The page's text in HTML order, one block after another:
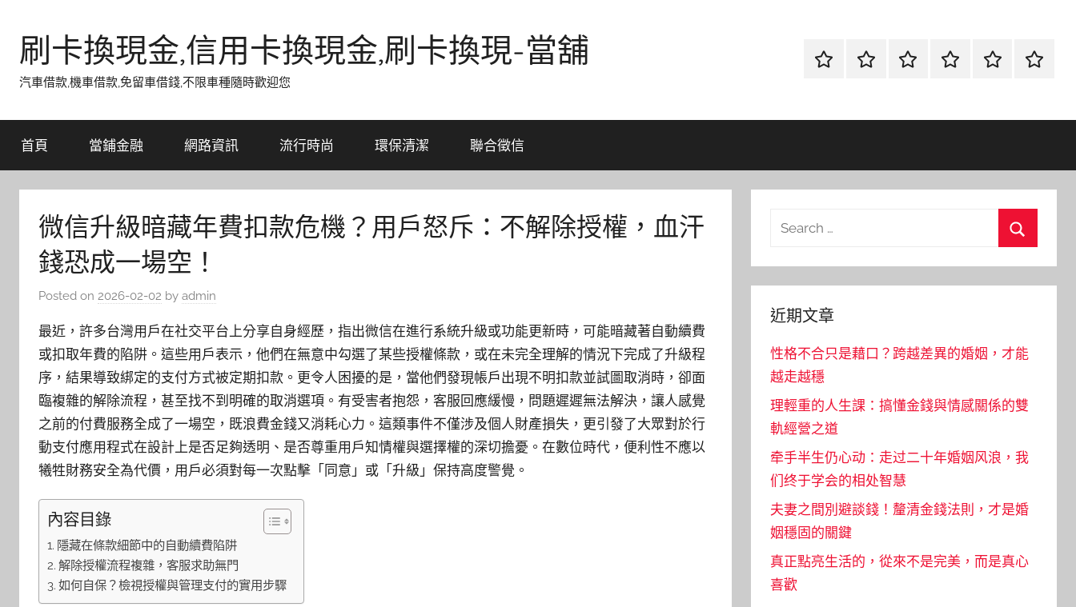
content刷卡換現金,信用卡換現金,刷卡換現-當舖
汽車借款,機車借款,免留車借錢,不限車種隨時歡迎您
首
當
網
流
環
聯
首頁 當鋪金融 網路資訊 流行時尚 環保清潔 聯合徵信
微信升級暗藏年費扣款危機？用戶怒斥：不解除授權，血汗
錢恐成一場空！
Posted on 2026-02-02 by admin
最近，許多台灣用戶在社交平台上分享自身經歷，指出微信在進行系統升級或功能更新時，可能暗藏著自動續費
或扣取年費的陷阱。這些用戶表示，他們在無意中勾選了某些授權條款，或在未完全理解的情況下完成了升級程
序，結果導致綁定的支付方式被定期扣款。更令人困擾的是，當他們發現帳戶出現不明扣款並試圖取消時，卻面
臨複雜的解除流程，甚至找不到明確的取消選項。有受害者抱怨，客服回應緩慢，問題遲遲無法解決，讓人感覺
之前的付費服務全成了一場空，既浪費金錢又消耗心力。這類事件不僅涉及個人財產損失，更引發了大眾對於行
動支付應用程式在設計上是否足夠透明、是否尊重用戶知情權與選擇權的深切擔憂。在數位時代，便利性不應以
犧牲財務安全為代價，用戶必須對每一次點擊「同意」或「升級」保持高度警覺。
內容目錄
隱藏在條款細節中的自動續費陷阱
解除授權流程複雜，客服求助無門
如何自保？檢視授權與管理支付的實用步驟
Search
近期文章
性格不合只是藉口？跨越差異的婚姻，才能
越走越穩
理輕重的人生課：搞懂金錢與情感關係的雙
軌經營之道
牵手半生仍心动：走过二十年婚姻风浪，我
们终于学会的相处智慧
夫妻之間別避談錢！釐清金錢法則，才是婚
姻穩固的關鍵
真正點亮生活的，從來不是完美，而是真心
喜歡